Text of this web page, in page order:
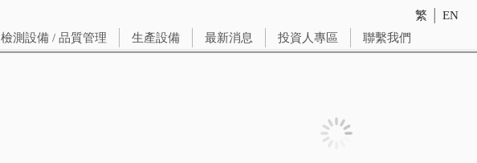
繁
EN
檢測設備 / 品質管理 生產設備 最新消息 投資人專區 聯繫我們